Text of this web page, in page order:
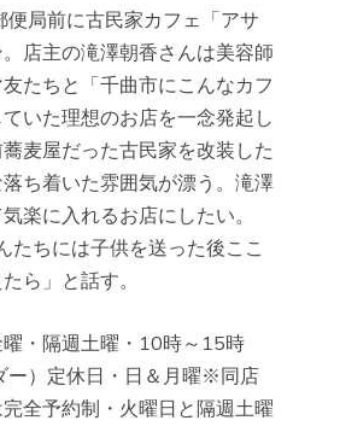
局前に古民家カフェ「アサ
店主の滝澤朝香さんは美容師
たちと「千曲市にこんなカフ
いた理想のお店を一念発起し
麦屋だった古民家を改装した
ち着いた雰囲気が漂う。滝澤
楽に入れるお店にしたい。
たちには子供を送った後ここ
ら」と話す。
曜・隔週土曜・10時～15時
ー）定休日・日＆月曜※同店
全予約制・火曜日と隔週土曜